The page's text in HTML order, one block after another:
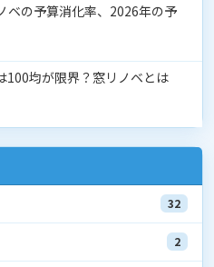
ベの予算消化率、2026年の予
100均が限界？窓リノベとは
32
2